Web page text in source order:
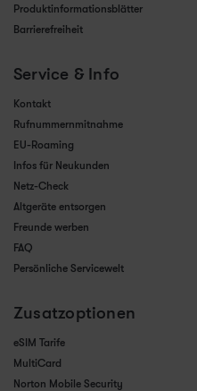
Produktinformationsblätter
Barrierefreiheit
Service & Info
Kontakt
Rufnummernmitnahme
EU-Roaming
Infos für Neukunden
Netz-Check
Altgeräte entsorgen
Freunde werben
FAQ
Persönliche Servicewelt
Zusatzoptionen
eSIM Tarife
MultiCard
Norton Mobile Security